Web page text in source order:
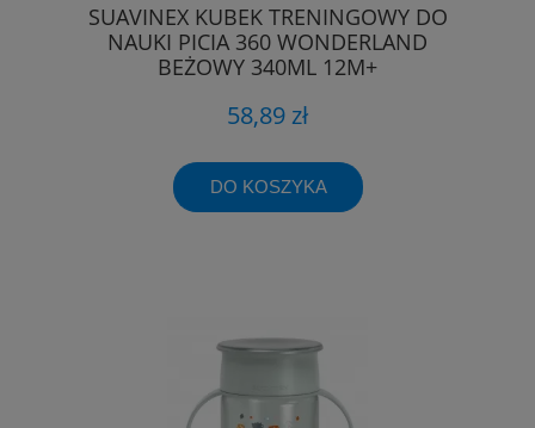
SUAVINEX KUBEK TRENINGOWY DO
NAUKI PICIA 360 WONDERLAND
BEŻOWY 340ML 12M+
58,89 zł
DO KOSZYKA